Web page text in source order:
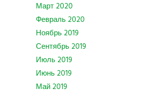
Март 2020
Февраль 2020
Ноябрь 2019
Сентябрь 2019
Июль 2019
Июнь 2019
Май 2019